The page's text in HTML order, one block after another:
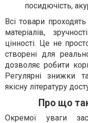
посидючість,
Всі товари
матеріалів,
цінності. Це не
створені для
дозволяє робити
Регулярні знижки
якісну літературу
Про що
Окремої уваги